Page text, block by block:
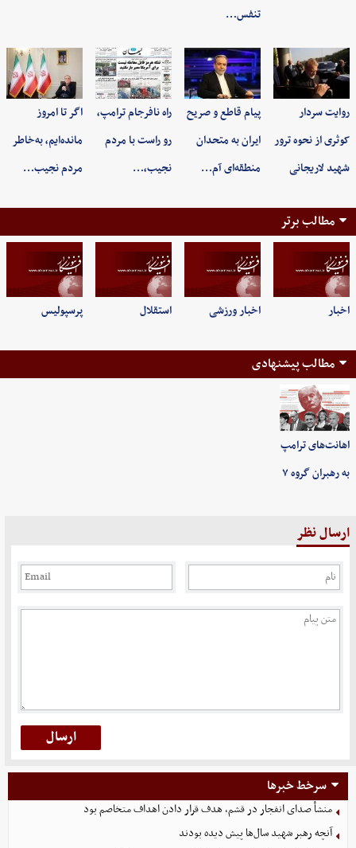
تنفس…
روایت سردار
کوثری از نحوه ترور
شهید لاریجانی
پیام قاطع و صریح
ایران به متحدان
منطقه‌ای آم…
راه نافرجام ترامپ،
رو راست با مردم
نجیب،…
اگر تا امروز
مانده‌ایم، به‌خاطر
مردم نجیب…
مطالب برتر
اخبار اخبار ورزشی استقلال پرسپولیس
مطالب پیشنهادی
اهانت‌های ترامپ
به رهبران گروه ۷
ارسال نظر
سرخط خبرها
منشأ صدای انفجار در قشم، هدف قرار دادن اهداف متخاصم بود
آنچه رهبر شهید سال‌ها پیش دیده بودند